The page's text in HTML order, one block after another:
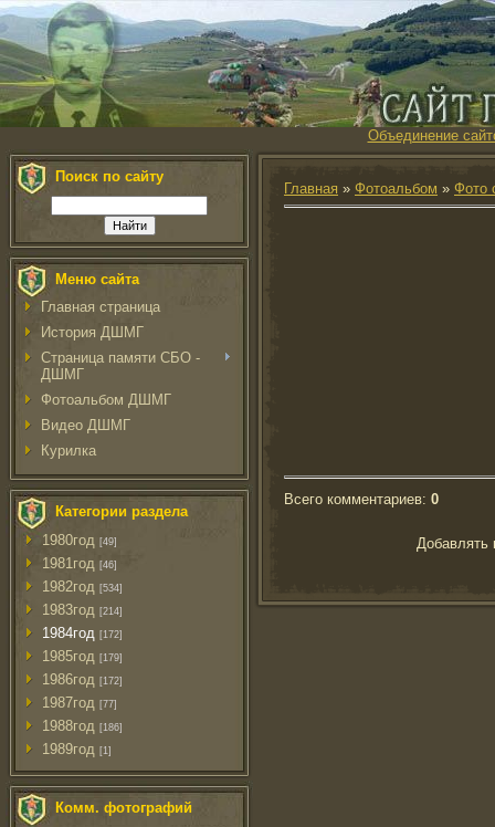
Объединение
Поиск по сайту
Меню сайта
Главная страница
История ДШМГ
Страница памяти СБО -
ДШМГ
Фотоальбом ДШМГ
Видео ДШМГ
Курилка
Категории раздела
1980год [49]
1981год [46]
1982год [534]
1983год [214]
1984год [172]
1985год [179]
1986год [172]
1987год [77]
1988год [186]
1989год [1]
Комм. фотографий
Главная » Фотоальбом » Фото
Всего комментариев: 0
Добавлять